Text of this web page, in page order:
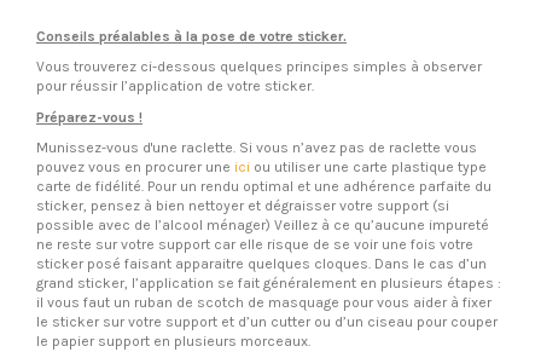
Conseils préalables à la pose de votre sticker.
Vous trouverez ci-dessous quelques principes simples à observer
pour réussir l’application de votre sticker.
Préparez-vous !
Munissez-vous d'une raclette. Si vous n’avez pas de raclette vous
pouvez vous en procurer une ici ou utiliser une carte plastique type
carte de fidélité. Pour un rendu optimal et une adhérence parfaite du
sticker, pensez à bien nettoyer et dégraisser votre support (si
possible avec de l’alcool ménager) Veillez à ce qu’aucune impureté
ne reste sur votre support car elle risque de se voir une fois votre
sticker posé faisant apparaitre quelques cloques. Dans le cas d’un
grand sticker, l’application se fait généralement en plusieurs étapes :
il vous faut un ruban de scotch de masquage pour vous aider à fixer
le sticker sur votre support et d’un cutter ou d’un ciseau pour couper
le papier support en plusieurs morceaux.